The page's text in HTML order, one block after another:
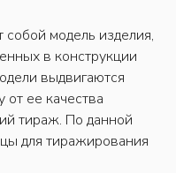
модель изделия,
в конструкции
выдвигаются
от ее качества
тираж. По данной
для тиражирования